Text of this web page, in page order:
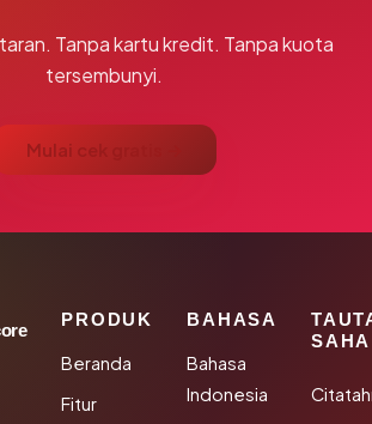
Tanpa kartu kredit. Tanpa kuota
tersembunyi.
Mulai cek gratis →
PRODUK
Beranda
Fitur
BAHASA
Bahasa
Indonesia